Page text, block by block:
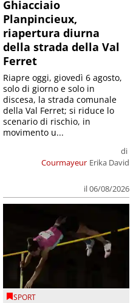
Ghiacciaio
Planpincieux,
riapertura diurna
della strada della Val
Ferret
Courmayeur
di
Erika David
il 06/08/2026
Riapre oggi, giovedì 6 agosto,
solo di giorno e solo in
discesa, la strada comunale
della Val Ferret; si riduce lo
scenario di rischio, in
movimento u...
SPORT